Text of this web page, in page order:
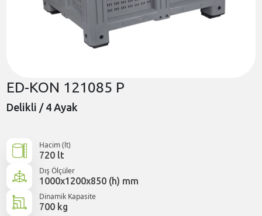
ED-KON 121085 P
Delikli / 4 Ayak
Hacim (lt)
720 lt
Dış Ölçüler
1000x1200x850 (h) mm
Dinamik Kapasite
700 kg